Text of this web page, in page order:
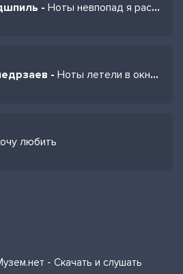
- Ноты невпопад я раскидал на лист
- Ноты летели в окно ночью ты вещий мой сон
любить
- Скачать и слушать